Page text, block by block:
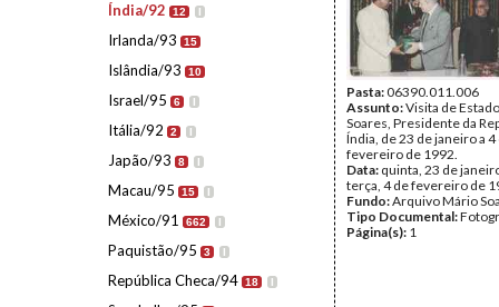
Índia/92 12 I
Irlanda/93 15
Islândia/93 10
Israel/95 6 I
Itália/92 2 I
Japão/93 8 I
Macau/95 15 I
México/91 662 I
Paquistão/95 3 I
República Checa/94 18 I
Pasta:06390.011.006
Assunto:Visita de
Soares, Presidente da
Índia, de 23 de janeiro a 4
fevereiro de 1992.
Data: quinta, 23 de
terça, 4 de fevereiro de
Fundo:Arquivo Mário
Tipo Documental:
Página(s): 1